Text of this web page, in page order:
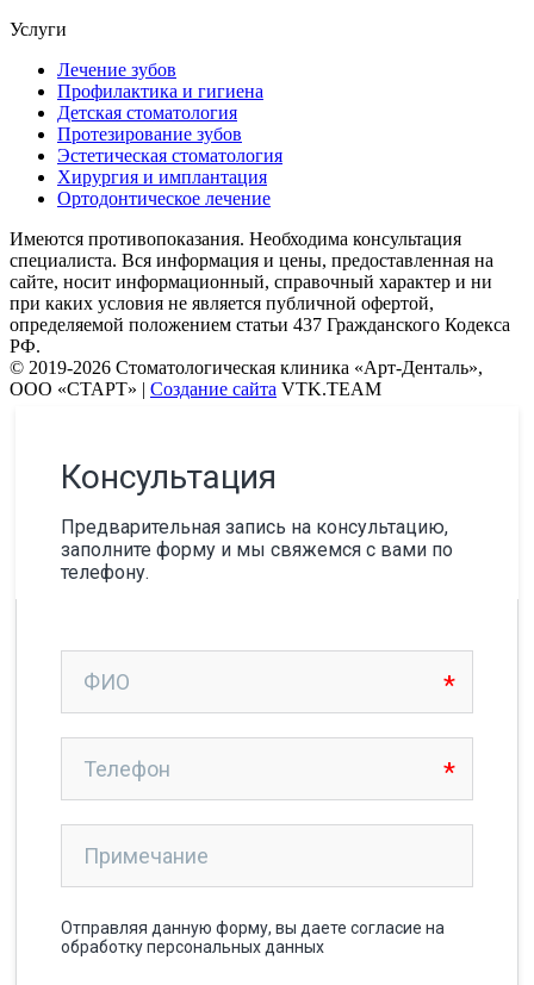
Услуги
Лечение зубов
Профилактика и гигиена
Детская стоматология
Протезирование зубов
Эстетическая стоматология
Хирургия и имплантация
Ортодонтическое лечение
Имеются противопоказания. Необходима консультация
специалиста. Вся информация и цены, предоставленная на
сайте, носит информационный, справочный характер и ни
при каких условия не является публичной офертой,
определяемой положением статьи 437 Гражданского Кодекса
РФ.
© 2019-2026 Стоматологическая клиника «Арт-Денталь»,
ООО «СТАРТ» | Создание сайта VTK.TEAM